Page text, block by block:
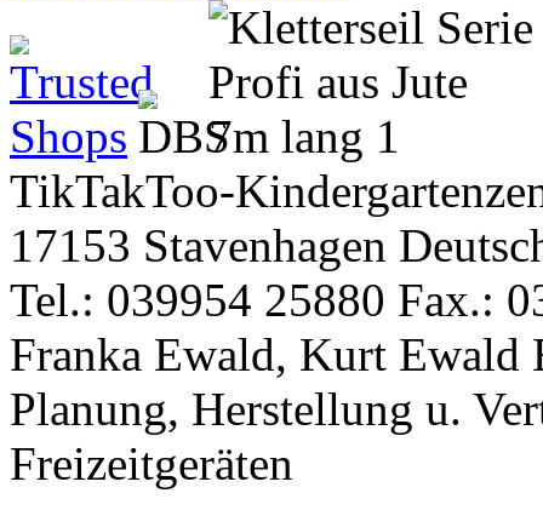
TikTakToo-
17153 Stavenhagen
Tel.: 039954 25880 Fax.:
Franka Ewald, Kurt Ewald
Planung, Herstellung u.
Freizeitgeräten